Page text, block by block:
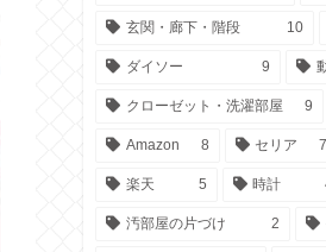
玄関・廊下・階段 10
ダイソー 9
クローゼット・洗濯部屋 9
Amazon 8 セリア 7
楽天 5 時計
汚部屋の片づけ 2